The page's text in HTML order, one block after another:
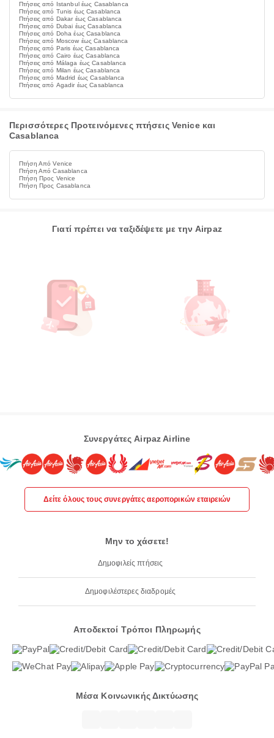
Πτήσεις από Istanbul έως Casablanca
Πτήσεις από Tunis έως Casablanca
Πτήσεις από Dakar έως Casablanca
Πτήσεις από Dubai έως Casablanca
Πτήσεις από Doha έως Casablanca
Πτήσεις από Moscow έως Casablanca
Πτήσεις από Paris έως Casablanca
Πτήσεις από Cairo έως Casablanca
Πτήσεις από Málaga έως Casablanca
Πτήσεις από Milan έως Casablanca
Πτήσεις από Madrid έως Casablanca
Πτήσεις από Agadir έως Casablanca
Περισσότερες Προτεινόμενες πτήσεις Venice και
Casablanca
Πτήση Από Venice
Πτήση Από Casablanca
Πτήση Προς Venice
Πτήση Προς Casablanca
Γιατί πρέπει να ταξιδέψετε με την Airpaz
Συνεργάτες Airpaz Airline
Δείτε όλους τους συνεργάτες αεροπορικών εταιρειών
Μην το χάσετε!
Δημοφιλείς πτήσεις
Δημοφιλέστερες διαδρομές
Αποδεκτοί Τρόποι Πληρωμής
Μέσα Κοινωνικής Δικτύωσης